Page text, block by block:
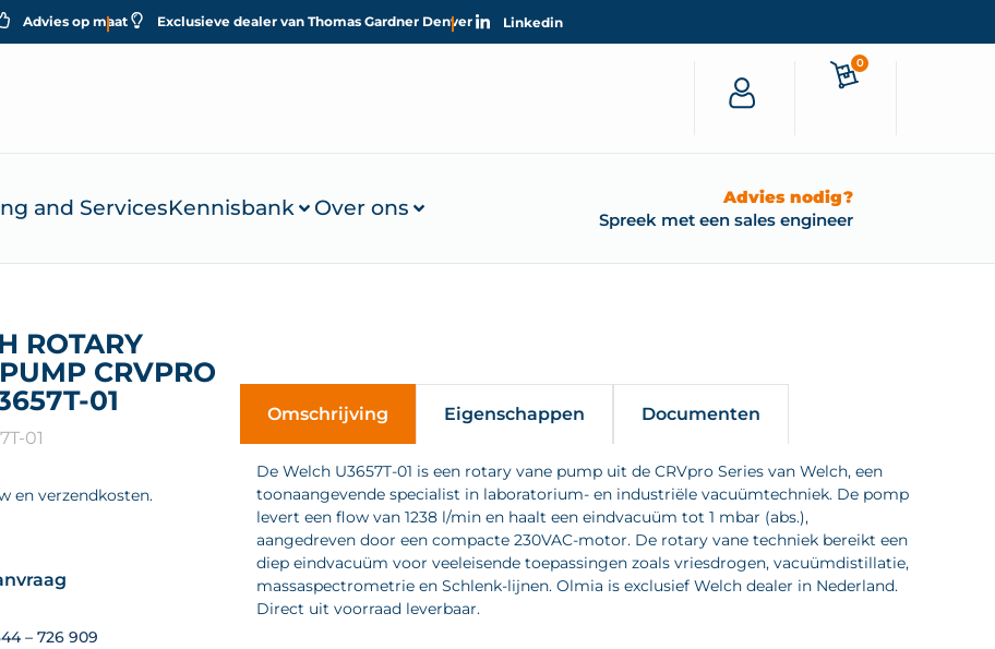
Advies op maat Exclusieve dealer van Thomas Gardner Denver Linkedin
0
and ServicesKennisbank Over ons
Advies nodig?
Spreek met een sales engineer
ROTARY
CRVPRO
01
01
en verzendkosten.
– 726 909
Omschrijving Eigenschappen Documenten
De Welch U3657T-01 is een rotary vane pump uit de CRVpro Series van Welch, een
toonaangevende specialist in laboratorium- en industriële vacuümtechniek. De pomp
levert een flow van 1238 l/min en haalt een eindvacuüm tot 1 mbar (abs.),
aangedreven door een compacte 230VAC-motor. De rotary vane techniek bereikt een
diep eindvacuüm voor veeleisende toepassingen zoals vriesdrogen, vacuümdistillatie,
massaspectrometrie en Schlenk-lijnen. Olmia is exclusief Welch dealer in Nederland.
Direct uit voorraad leverbaar.